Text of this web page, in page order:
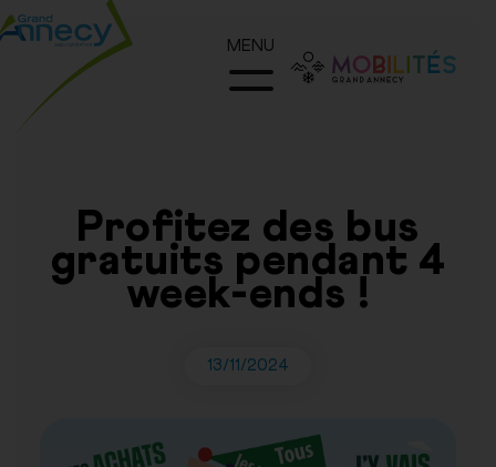
MENU
Profitez des bus
gratuits pendant 4
week-ends !
13/11/2024